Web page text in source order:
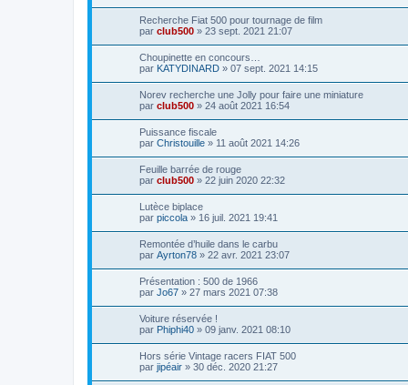
Recherche Fiat 500 pour tournage de film
par club500 » 23 sept. 2021 21:07
Choupinette en concours…
par KATYDINARD » 07 sept. 2021 14:15
Norev recherche une Jolly pour faire une miniature
par club500 » 24 août 2021 16:54
Puissance fiscale
par Christouille » 11 août 2021 14:26
Feuille barrée de rouge
par club500 » 22 juin 2020 22:32
Lutèce biplace
par piccola » 16 juil. 2021 19:41
Remontée d’huile dans le carbu
par Ayrton78 » 22 avr. 2021 23:07
Présentation : 500 de 1966
par Jo67 » 27 mars 2021 07:38
Voiture réservée !
par Phiphi40 » 09 janv. 2021 08:10
Hors série Vintage racers FIAT 500
par jipéair » 30 déc. 2020 21:27